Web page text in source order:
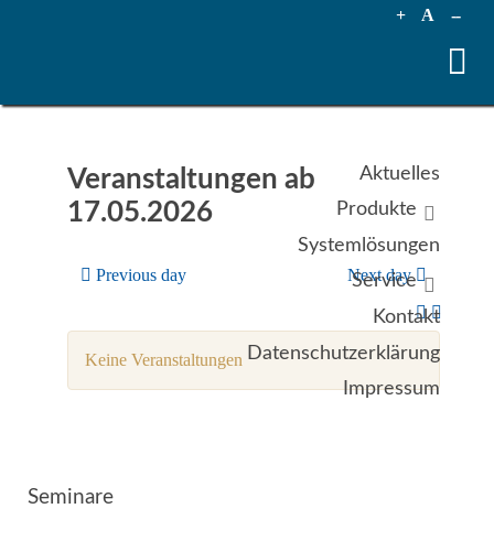
+ A --
Aktuelles
Produkte
Systemlösungen
Service
Kontakt
Datenschutzerklärung
Impressum
Veranstaltungen ab
17.05.2026
Previous day Next day
Keine Veranstaltungen
Seminare